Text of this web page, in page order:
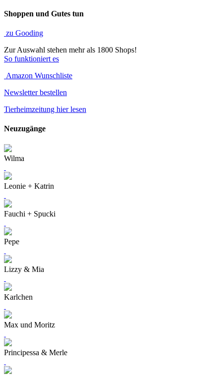
Shoppen und Gutes tun
zu Gooding
Zur Auswahl stehen mehr als 1800 Shops!
So funktioniert es
Amazon Wunschliste
Newsletter bestellen
Tierheimzeitung hier lesen
Neuzugänge
Wilma
Leonie + Katrin
Fauchi + Spucki
Pepe
Lizzy & Mia
Karlchen
Max und Moritz
Principessa & Merle